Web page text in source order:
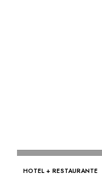
HOTEL + RESTAURANTE